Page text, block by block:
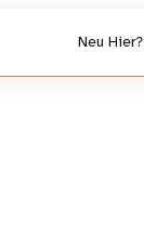
Neu Hier?